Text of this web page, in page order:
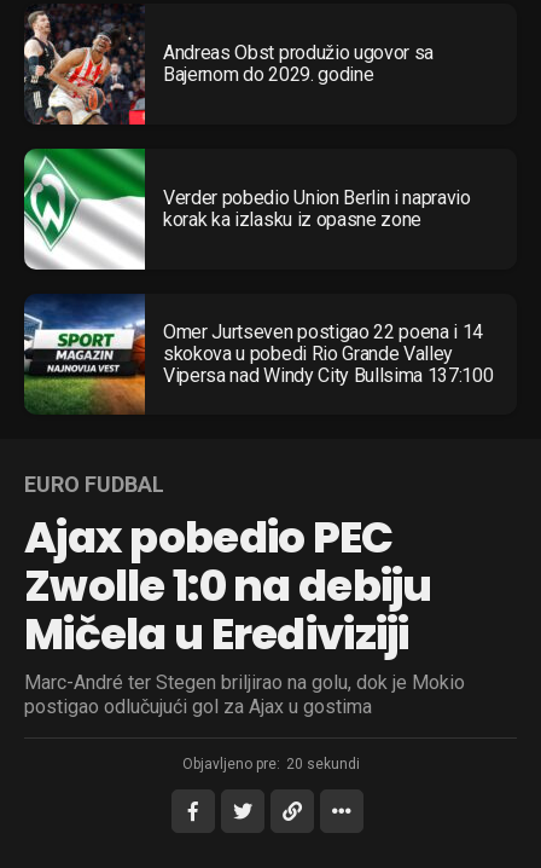
Andreas Obst produžio ugovor sa
Bajernom do 2029. godine
Verder pobedio Union Berlin i napravio
korak ka izlasku iz opasne zone
Omer Jurtseven postigao 22 poena i 14
skokova u pobedi Rio Grande Valley
Vipersa nad Windy City Bullsima 137:100
EURO FUDBAL
Ajax pobedio PEC
Zwolle 1:0 na debiju
Mičela u Erediviziji
Marc-André ter Stegen briljirao na golu, dok je Mokio
postigao odlučujući gol za Ajax u gostima
Objavljeno pre: 20 sekundi